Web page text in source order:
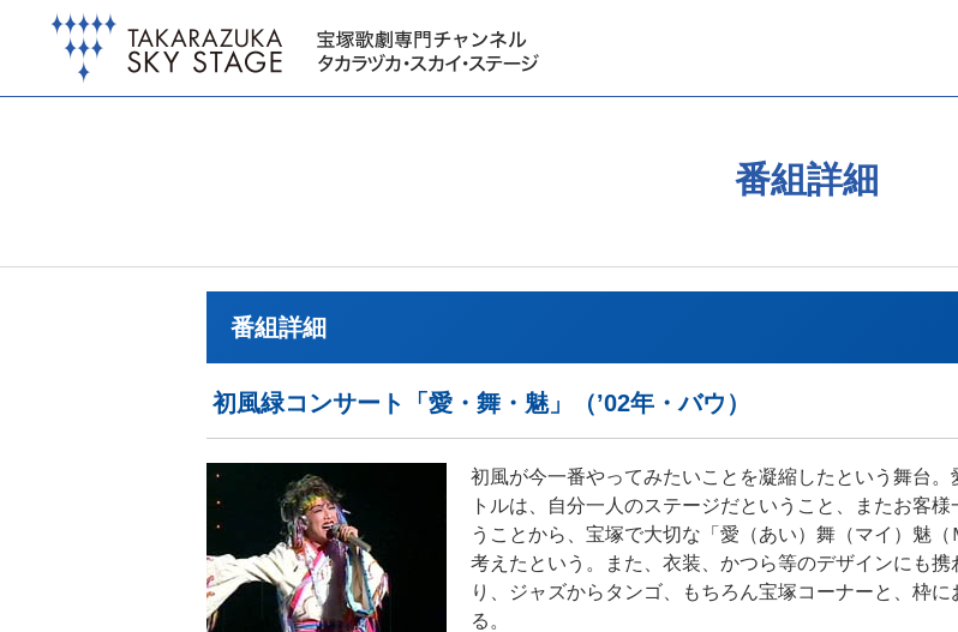
番組詳細
番組詳細
初風緑コンサート「愛・舞・魅」（’02年・バウ）
初風が今一番やってみたいことを凝縮したという舞台
トルは、自分一人のステージだということ、またお客
うことから、宝塚で大切な「愛（あい）舞（マイ）魅
考えたという。また、衣装、かつら等のデザインにも
り、ジャズからタンゴ、もちろん宝塚コーナーと、枠
る。